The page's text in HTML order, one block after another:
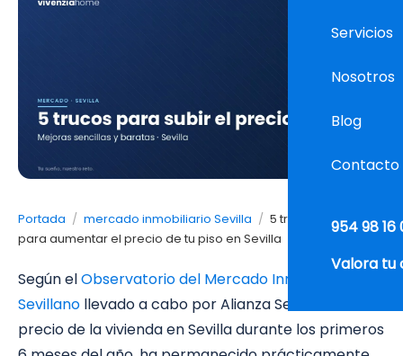
Servicios
Nosotros
Blog
Contacto
954 98 16
Valora tu
Portada / mercado inmobiliario Sevilla / 5 trucos sencillos
para aumentar el precio de tu piso en Sevilla
Según elObservatorio del Mercado Inmobiliario
Sevillano llevado a cabo por Alianza Sevilla, el
precio de la vivienda en Sevilla durante los primeros